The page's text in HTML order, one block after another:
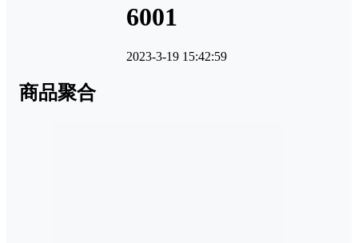
6001
2023-3-19 15:42:59
商品聚合